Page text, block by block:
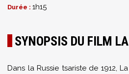
Durée : 1h15
SYNOPSIS DU FILM
Dans la Russie tsariste de 1912,